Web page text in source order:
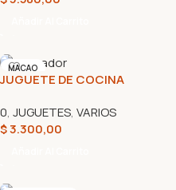
MACAO
JUGUETE DE COCINA
0, JUGUETES, VARIOS
$3.300,00